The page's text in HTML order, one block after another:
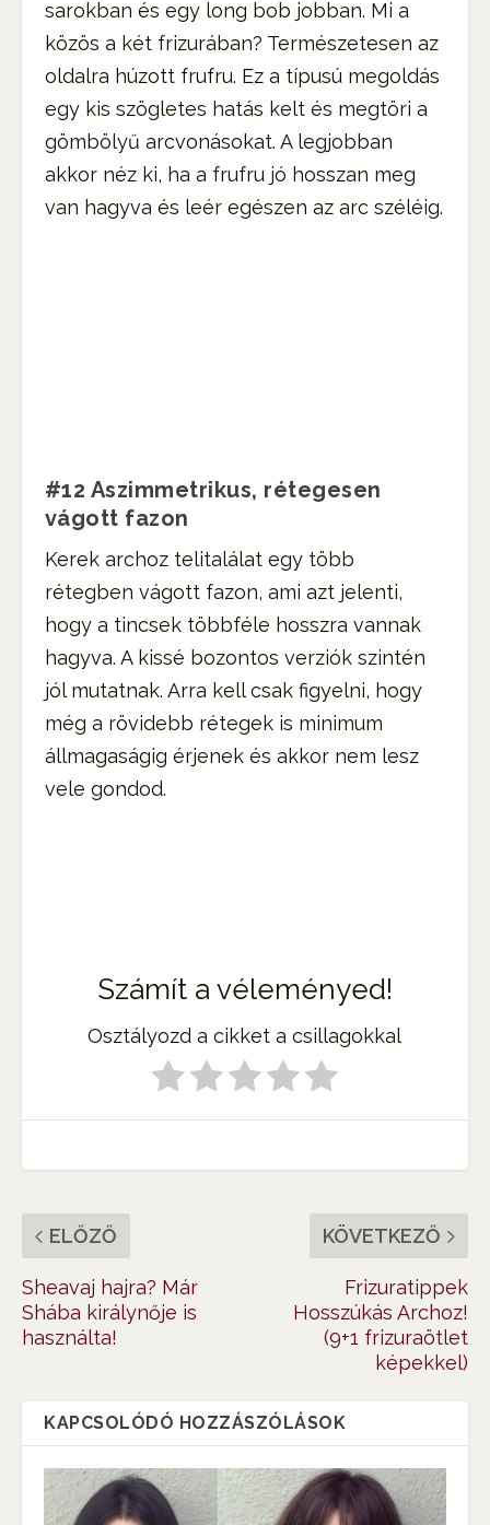
sarokban és egy long bob jobban. Mi a
közös a két frizurában? Természetesen az
oldalra húzott frufru. Ez a típusú megoldás
egy kis szögletes hatás kelt és megtöri a
gömbölyű arcvonásokat. A legjobban
akkor néz ki, ha a frufru jó hosszan meg
van hagyva és leér egészen az arc széléig.
#12 Aszimmetrikus, rétegesen
vágott fazon
Kerek archoz telitalálat egy több
rétegben vágott fazon, ami azt jelenti,
hogy a tincsek többféle hosszra vannak
hagyva. A kissé bozontos verziók szintén
jól mutatnak. Arra kell csak figyelni, hogy
még a rövidebb rétegek is minimum
állmagaságig érjenek és akkor nem lesz
vele gondod.
Számít a véleményed!
Osztályozd a cikket a csillagokkal
ELŐZŐ
Sheavaj hajra? Már
Shába királynője is
használta!
KÖVETKEZŐ
Frizuratippek
Hosszúkás Archoz!
(9+1 frizuraötlet
képekkel)
KAPCSOLÓDÓ HOZZÁSZÓLÁSOK